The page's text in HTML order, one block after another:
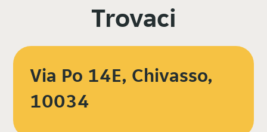
Trovaci
Via Po 14E, Chivasso,
10034